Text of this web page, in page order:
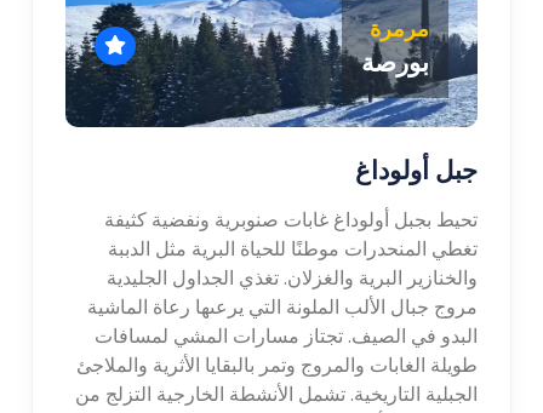
مرمرة
بورصة
جبل أولوداغ
تحيط بجبل أولوداغ غابات صنوبرية ونفضية كثيفة
تغطي المنحدرات موطنًا للحياة البرية مثل الدببة
والخنازير البرية والغزلان. تغذي الجداول الجليدية
مروج جبال الألب الملونة التي يرعىها رعاة الماشية
البدو في الصيف. تجتاز مسارات المشي لمسافات
طويلة الغابات والمروج وتمر بالبقايا الأثرية والملاجئ
الجبلية التاريخية. تشمل الأنشطة الخارجية التزلج من